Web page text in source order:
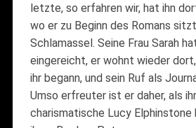
letzte, so erfahren wir, hat ihn
wo er zu Beginn des Romans
Schlamassel. Seine Frau Sarah
eingereicht, er wohnt wieder
ihr begann, und sein Ruf als
Umso erfreuter ist er daher, als
charismatische Lucy